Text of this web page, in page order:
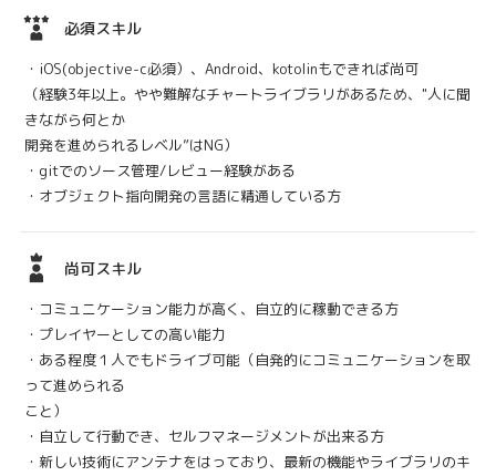
必須スキル
・iOS(objective-c必須）、Android、kotolinもできれば尚可
（経験3年以上。やや難解なチャートライブラリがあるため、"人に聞
きながら何とか
開発を進められるレベル”はNG）
・gitでのソース管理/レビュー経験がある
・オブジェクト指向開発の言語に精通している方
尚可スキル
・コミュニケーション能力が高く、自立的に稼動できる方
・プレイヤーとしての高い能力
・ある程度１人でもドライブ可能（自発的にコミュニケーションを取
って進められる
こと）
・自立して行動でき、セルフマネージメントが出来る方
・新しい技術にアンテナをはっており、最新の機能やライブラリのキ